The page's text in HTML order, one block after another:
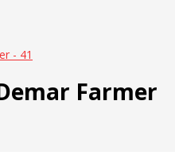
- 41
Farmer